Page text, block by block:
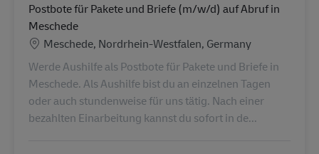
Postbote für Pakete und Briefe (m/w/d) auf Abruf in
Meschede
Location
Meschede, Nordrhein-Westfalen, Germany
Werde Aushilfe als Postbote für Pakete und Briefe in
Meschede. Als Aushilfe bist du an einzelnen Tagen
oder auch stundenweise für uns tätig. Nach einer
bezahlten Einarbeitung kannst du sofort in de...